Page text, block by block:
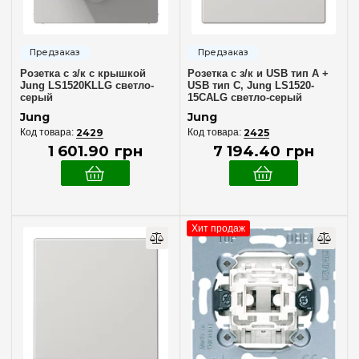
Anthrazit
Cube(1)
LS Zero
LS-design(1)
Рамка на 4 места
Рамка на 5 мест
Тип поверхности
Глянцевый
Цвет
Алюминий(1)
Зеленый(1)
Розетка с з/к с крышкой
Jung LS1520KLLG светло-
серый
Jung
2429
1 601.90 грн
Розетка с з/к и USB тип A +
USB тип C, Jung LS1520-
15CALG светло-серый
Jung
2425
7 194.40 грн
Хит продаж